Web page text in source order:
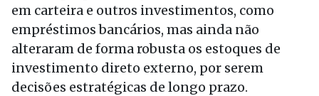
em carteira e outros investimentos, como
empréstimos bancários, mas ainda não
alteraram de forma robusta os estoques de
investimento direto externo, por serem
decisões estratégicas de longo prazo.